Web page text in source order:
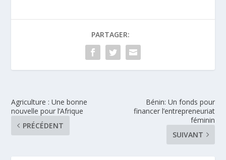
PARTAGER:
Agriculture : Une bonne
nouvelle pour l’Afrique
PRÉCÉDENT
Bénin: Un fonds pour
financer l’entrepreneuriat
féminin
SUIVANT